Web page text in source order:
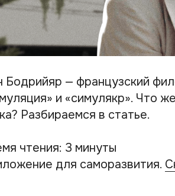
Бодрийяр — французский
и «симулякр». Что
Разбираемся в статье.
чтения: 3 минуты
для саморазвития.